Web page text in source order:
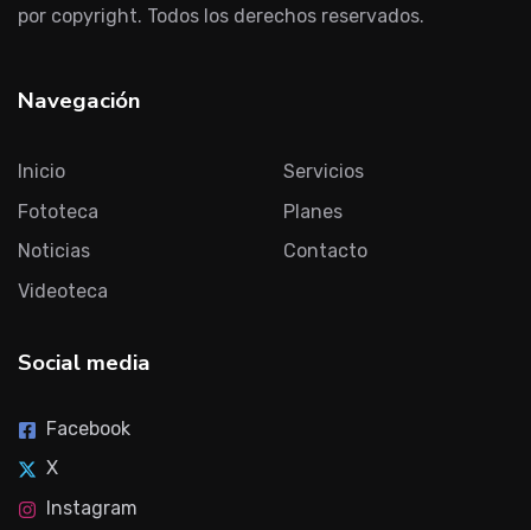
por copyright. Todos los derechos reservados.
Navegación
Inicio
Fototeca
Noticias
Videoteca
Servicios
Planes
Contacto
Social media
Facebook
X
Instagram